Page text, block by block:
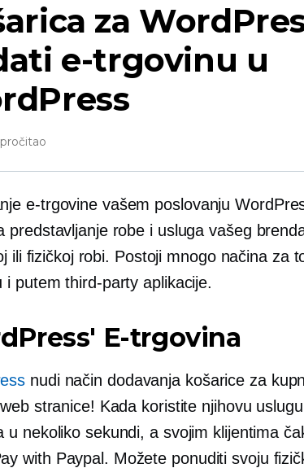
za
e-trgovinu u
e-trgovine vašem poslovanju
predstavljanje robe i usluga vašeg
ili fizičkoj robi. Postoji mnogo načina za
i putemthird-party aplikacije.
E-trgovina
nudi način dodavanja košarice za
stranice! Kada koristite njihovu
u nekoliko sekundi, a svojim klijentima
with Paypal. Možete ponuditi svoju